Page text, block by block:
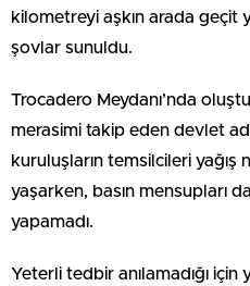
kilometreyi aşkın arada geçit
şovlar sunuldu.
Trocadero Meydanı’nda
merasimi takip eden devlet
kuruluşların temsilcileri yağış
yaşarken, basın mensupları
yapamadı.
Yeterli tedbir anılamadığı için